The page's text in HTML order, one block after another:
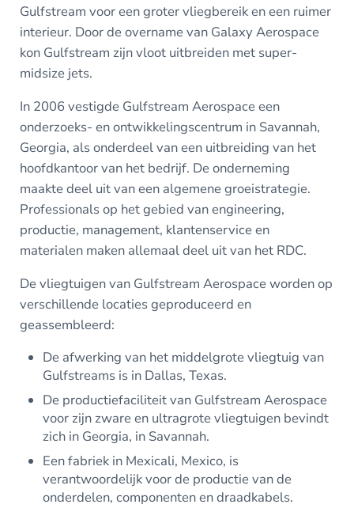
Gulfstream voor een groter vliegbereik en een ruimer
interieur. Door de overname van Galaxy Aerospace
kon Gulfstream zijn vloot uitbreiden met super-
midsize jets.
In 2006 vestigde Gulfstream Aerospace een
onderzoeks- en ontwikkelingscentrum in Savannah,
Georgia, als onderdeel van een uitbreiding van het
hoofdkantoor van het bedrijf. De onderneming
maakte deel uit van een algemene groeistrategie.
Professionals op het gebied van engineering,
productie, management, klantenservice en
materialen maken allemaal deel uit van het RDC.
De vliegtuigen van Gulfstream Aerospace worden op
verschillende locaties geproduceerd en
geassembleerd:
De afwerking van het middelgrote vliegtuig van
Gulfstreams is in Dallas, Texas.
De productiefaciliteit van Gulfstream Aerospace
voor zijn zware en ultragrote vliegtuigen bevindt
zich in Georgia, in Savannah.
Een fabriek in Mexicali, Mexico, is
verantwoordelijk voor de productie van de
onderdelen, componenten en draadkabels.